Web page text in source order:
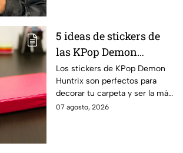
5 ideas de stickers de
las KPop Demon
Huntrix para decorar
una carpeta este
regreso a clases
Los stickers de KPop Demon
Huntrix son perfectos para
decorar tu carpeta y ser la más
cool en este regreso a clases.
07 agosto, 2026